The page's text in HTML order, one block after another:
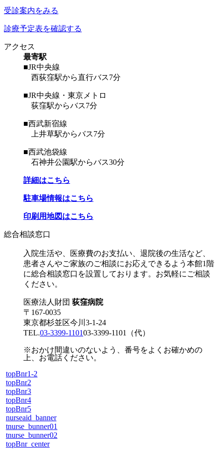
受診案内をみる
診療予定表を確認する
アクセス
最寄駅
■JR中央線
西荻窪駅から直行バス7分
■JR中央線・東京メトロ
荻窪駅からバス7分
■西武新宿線
上井草駅からバス7分
■西武池袋線
石神井公園駅からバス30分
詳細はこちら
駐車場情報はこちら
印刷用地図はこちら
総合相談窓口
入院生活や、医療費のお支払い、退院後の生活など、
患者さんやご家族のご相談にお応えできるよう本館1階
に総合相談窓口を設置しております。お気軽にご相談
ください。
医療法人財団 荻窪病院
〒167-0035
東京都杉並区今川3-1-24
TEL.03-3399-110103-3399-1101 （代）
※おかけ間違いのないよう、番号をよくお確かめの
上、お電話ください。
topBnr1-2
topBnr2
topBnr3
topBnr4
topBnr5
nurseaid_banner
tnurse_bunner01
tnurse_bunner02
topBnr_center